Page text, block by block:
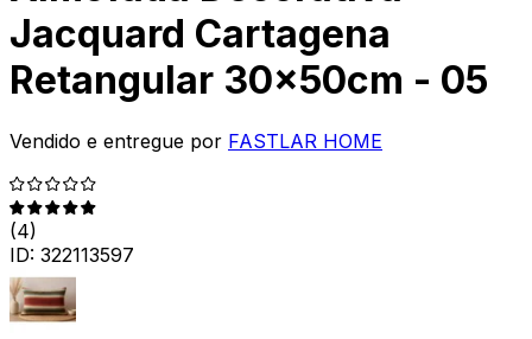
Jacquard Cartagena
Retangular 30x50cm - 05
Vendido e entregue por FASTLAR HOME
(4)
ID: 322113597